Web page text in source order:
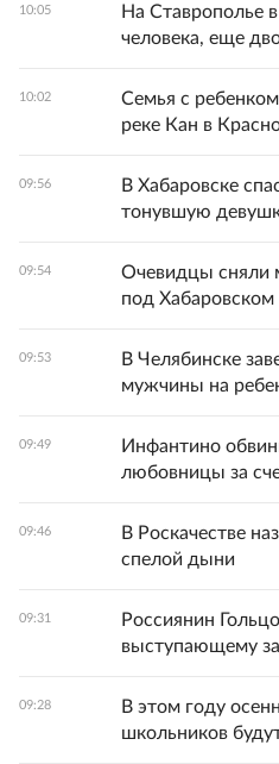
10:05
На Ставрополье
человека, еще
10:02
Семья с
реке Кан в
09:56
В Хабаровске
тонувшую
09:54
Очевидцы сняли
под Хабаровском
09:53
В Челябинске
мужчины на
09:49
Инфантино
любовницы за
09:46
В Роскачестве
спелой дыни
09:31
Россиянин
выступающему
09:28
В этом году
школьников